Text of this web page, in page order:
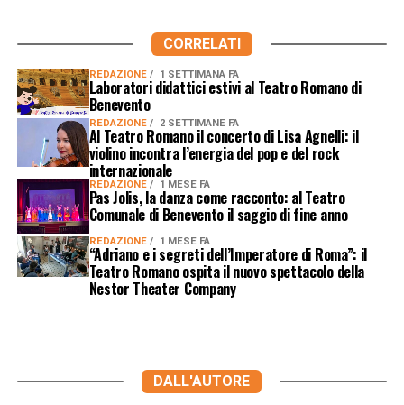
CORRELATI
REDAZIONE 1 SETTIMANA FA
Laboratori didattici estivi al Teatro Romano di
Benevento
REDAZIONE 2 SETTIMANE FA
Al Teatro Romano il concerto di Lisa Agnelli: il
violino incontra l’energia del pop e del rock
internazionale
REDAZIONE 1 MESE FA
Pas Jolis, la danza come racconto: al Teatro
Comunale di Benevento il saggio di fine anno
REDAZIONE 1 MESE FA
“Adriano e i segreti dell’Imperatore di Roma”: il
Teatro Romano ospita il nuovo spettacolo della
Nestor Theater Company
DALL'AUTORE